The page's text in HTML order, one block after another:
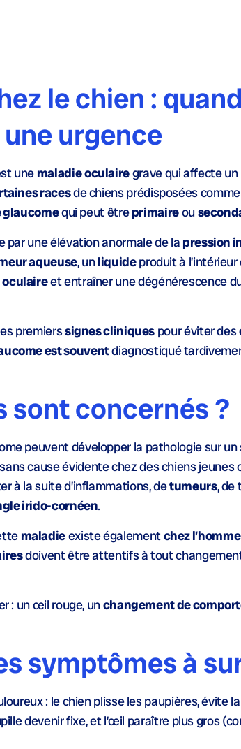
le chien :
urgence
une maladieoculairegrave qui affecte un
racesde chiens prédisposées
glaucomequi peut êtreprimaireou
une élévation anormale de la pression
aqueuse, unliquideproduit à l’intérieur
et entraîner une dégénérescence
premierssignes cliniques pour éviter des
est souventdiagnostiqué
sont concernés ?
peuvent développer la pathologie sur
cause évidente chez des chiens jeunes
à la suite d’inflammations, detumeurs, de
irido-cornéen.
maladieexiste égalementchez l’homme
doivent être attentifs à tout changement
: un œil rouge, unchangement de
symptômes à
: le chien plisse les paupières, évite
devenir fixe, et l’œil paraître plus gros